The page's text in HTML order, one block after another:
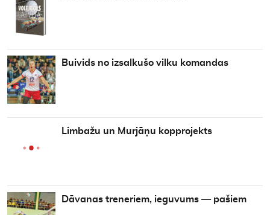
Buivids no izsalkušo vilku komandas
Limbažu un Murjāņu kopprojekts
Dāvanas treneriem, ieguvums — pašiem